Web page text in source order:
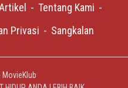
Tentang Kami
Privasi Sangkalan
MovieKlub